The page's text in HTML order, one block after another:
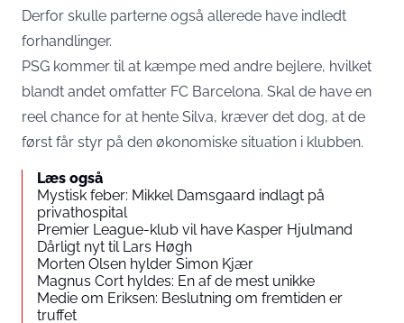
Derfor skulle parterne også allerede have indledt
forhandlinger.
PSG kommer til at kæmpe med andre bejlere, hvilket
blandt andet omfatter FC Barcelona. Skal de have en
reel chance for at hente Silva, kræver det dog, at de
først får styr på den økonomiske situation i klubben.
Læs også
Mystisk feber: Mikkel Damsgaard indlagt på
privathospital
Premier League-klub vil have Kasper Hjulmand
Dårligt nyt til Lars Høgh
Morten Olsen hylder Simon Kjær
Magnus Cort hyldes: En af de mest unikke
Medie om Eriksen: Beslutning om fremtiden er
truffet